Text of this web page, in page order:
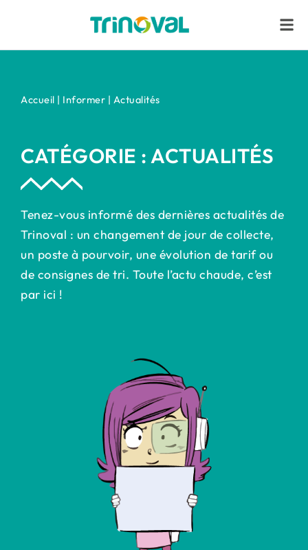
Accueil | Informer | Actualités
CATÉGORIE : ACTUALITÉS
Tenez-vous informé des dernières actualités de
Trinoval : un changement de jour de collecte,
un poste à pourvoir, une évolution de tarif ou
de consignes de tri. Toute l’actu chaude, c’est
par ici !